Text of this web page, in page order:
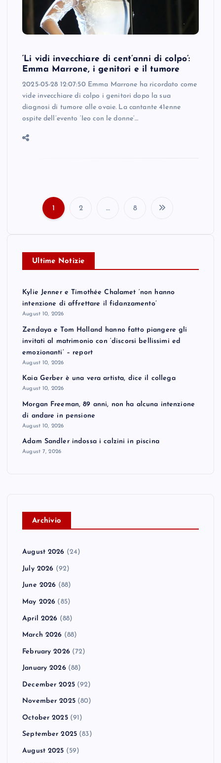
‘Li vidi invecchiare di cent’anni di colpo’:
Emma Marrone, i genitori e il tumore
2025-05-28 12:07:50 Emma Marrone ha ricordato come
vide invecchiare di colpo i genitori dopo la sua
diagnosi di tumore alle ovaie. La cantante 41enne
ospite dell’evento ‘Ieo con le donne’…
s
t
p
i
n
o
1 2 … 8
Ultime Notizie
Kylie Jenner e Timothée Chalamet ‘non hanno
intenzione di affrettare il fidanzamento’
August 10, 2026
Zendaya e Tom Holland hanno fatto piangere gli
invitati al matrimonio con ‘discorsi bellissimi ed
emozionanti’ – report
August 10, 2026
Kaia Gerber è una vera artista, dice il collega
August 10, 2026
Morgan Freeman, 89 anni, non ha alcuna intenzione
di andare in pensione
August 10, 2026
Adam Sandler indossa i calzini in piscina
August 7, 2026
Archivio
August 2026 (24)
July 2026 (92)
June 2026 (88)
May 2026 (85)
April 2026 (88)
March 2026 (88)
February 2026(72)
January 2026(88)
December 2025(92)
November 2025(80)
October 2025(91)
September 2025 (83)
August 2025 (59)